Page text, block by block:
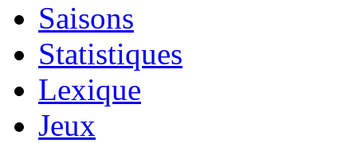
Saisons
Statistiques
Lexique
Jeux